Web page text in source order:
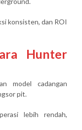
konsisten, dan ROI
Hunter
model cadangan
pit.
lebih rendah,